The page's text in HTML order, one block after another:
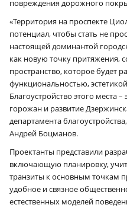
повреждения дорожного
«Территория на проспекте
потенциал, чтобы стать не
настоящей доминантой
как новую точку притяжения,
пространство, которое будет
функциональностью,
Благоустройство этого места
горожан и развитие
департамента
Андрей Боцманов.
Проектанты представили
включающую планировку,
транзиты к основным точкам
удобное и связное
естественных моделей